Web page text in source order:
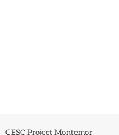
CESC Project Montemor